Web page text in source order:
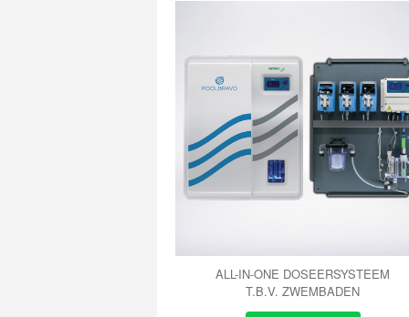
ALL-IN-ONE DOSEERSYSTEEM
T.B.V. ZWEMBADEN